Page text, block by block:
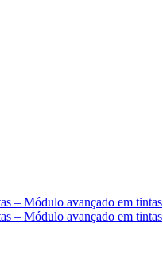
– Módulo avançado em tintas
– Módulo avançado em tintas